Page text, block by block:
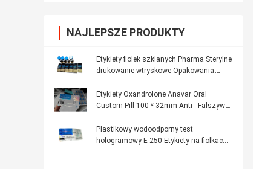
NAJLEPSZE PRODUKTY
Etykiety fiolek szklanych Pharma Sterylne
drukowanie wtryskowe Opakowania
Etykiety Oxandrolone Anavar Oral
Custom Pill 100 * 32mm Anti - Fałszywy
Plastikowy wodoodporny test
hologramowy E 250 Etykiety na fiolkach